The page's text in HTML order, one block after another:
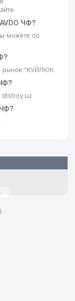
ЧФ?
можете по
рынок "КУЙЛЮК
dtstroy.uz
.